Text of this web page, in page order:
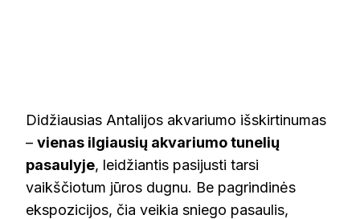
Didžiausias Antalijos akvariumo išskirtinumas
– vienas ilgiausių akvariumo tunelių
pasaulyje, leidžiantis pasijusti tarsi
vaikščiotum jūros dugnu. Be pagrindinės
ekspozicijos, čia veikia sniego pasaulis,